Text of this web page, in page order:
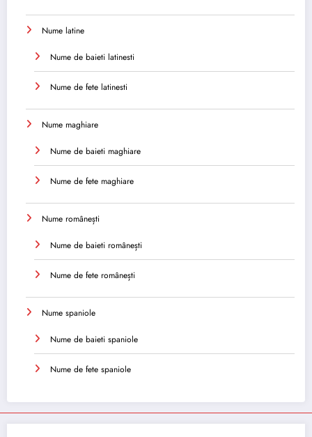
Nume latine
Nume de baieti latinesti
Nume de fete latinesti
Nume maghiare
Nume de baieti maghiare
Nume de fete maghiare
Nume românești
Nume de baieti românești
Nume de fete românești
Nume spaniole
Nume de baieti spaniole
Nume de fete spaniole